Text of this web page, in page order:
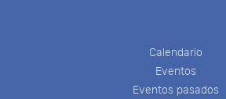
Calendario
Eventos
Eventos pasados